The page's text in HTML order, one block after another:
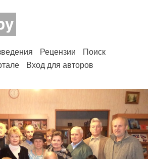
Рецензии
Поиск
Вход для авторов